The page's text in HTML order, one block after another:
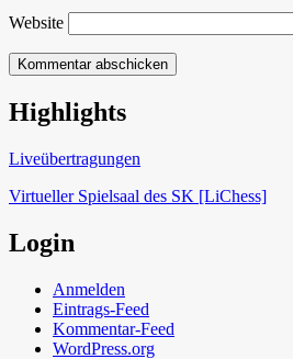
Website
Schach in Lauffen
Highlights
Liveübertragungen
Virtueller Spielsaal des SK [LiChess]
Login
Anmelden
Eintrags-Feed
Kommentar-Feed
WordPress.org